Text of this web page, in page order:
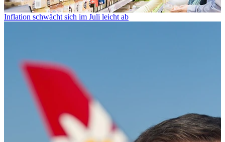
Inflation schwächt sich im Juli leicht ab